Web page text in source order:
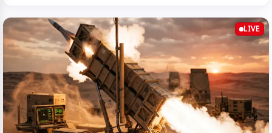
LIVE